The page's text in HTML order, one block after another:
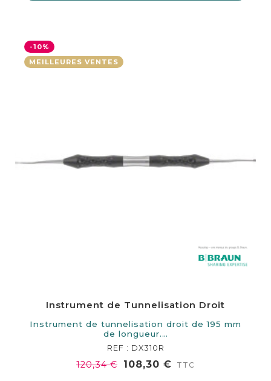
-10%
MEILLEURES VENTES
Instrument de Tunnelisation Droit
Instrument de tunnelisation droit de 195 mm
de longueur.…
REF : DX310R
120,34 € 108,30 € TTC